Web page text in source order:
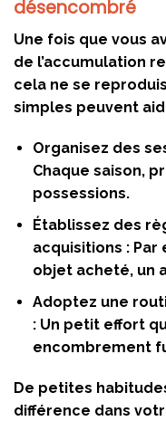
désencombré
Une fois que vous
de l’accumulation
cela ne se
simples peuvent
Organisez des
Chaque saison,
possessions.
Établissez des
acquisitions :Par
objet acheté, un
Adoptez une
:Un petit effort
encombrement
De petites
différence dans